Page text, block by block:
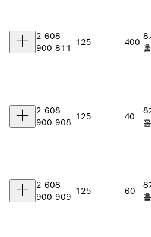
2 608
900 811
125 400
8
홀
2 608
900 908
125 40
8
홀
2 608
900 909
125 60
8
홀